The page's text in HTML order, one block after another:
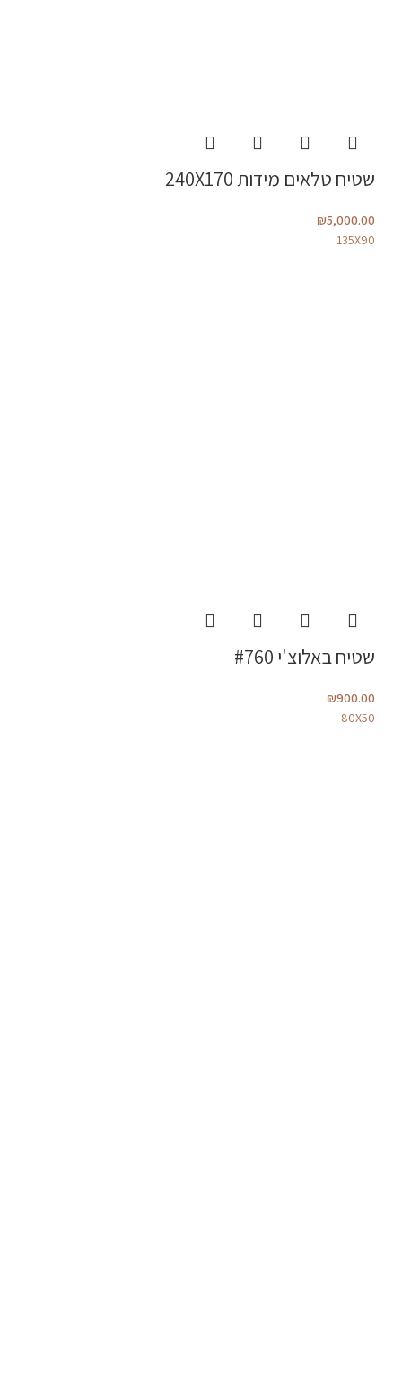
שטיח טלאים מידות 240X170
₪5,000.00
135X90
שטיח באלוצ'י #760
₪900.00
80X50